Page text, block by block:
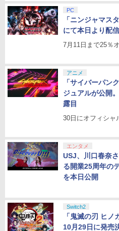
PC
「ニンジャマス
にて本日より配
7月11日まで25％
アニメ
「サイバーパン
ジュアルが公開
露目
30日にオフィシャ
エンタメ
USJ、川口春奈
る開業25周年の
を本日公開
Switch2
「鬼滅の刃 ヒ
10月29日に発売